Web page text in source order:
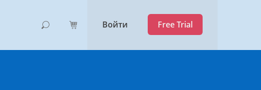
Войти Free Trial